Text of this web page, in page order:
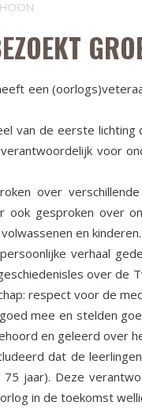
een
van de eerste lichting
voor
over
ook gesproken over
en kinderen.
verhaal
over de
respect voor de
mee en stelden
en geleerd over
dat de
jaar). Deze
in de toekomst